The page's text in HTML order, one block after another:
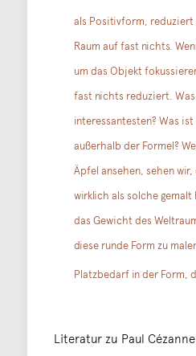
als Positivform, reduziert
Raum auf fast nichts.
um das Objekt
fast nichts reduziert.
interessantesten? Was
außerhalb der Formel?
Äpfel ansehen, sehen
wirklich als solche
das Gewicht des
diese runde Form zu
Platzbedarf in der Form,
Literatur zu Paul Cézanne